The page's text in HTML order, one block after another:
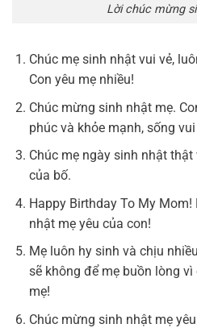
Lời chúc mừng
Chúc mẹ sinh nhật vui vẻ,
Con yêu mẹ nhiều!
Chúc mừng sinh nhật mẹ.
phúc và khỏe mạnh, sống
Chúc mẹ ngày sinh nhật
của bố.
Happy Birthday To My
nhật mẹ yêu của con!
Mẹ luôn hy sinh và chịu
sẽ không để mẹ buồn lòng
mẹ!
Chúc mừng sinh nhật mẹ